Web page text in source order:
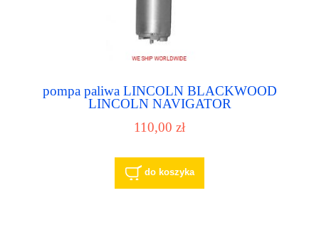
pompa paliwa LINCOLN BLACKWOOD
LINCOLN NAVIGATOR
110,00 zł
do koszyka